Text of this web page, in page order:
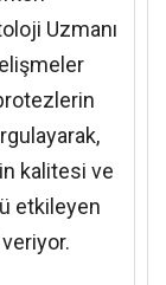
Uzmanı
kalitesi ve
etkileyen